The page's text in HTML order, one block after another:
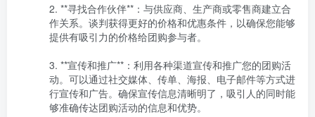
2. **寻找合作伙伴**：与供应商、生产商或零售商建立合
作关系。谈判获得更好的价格和优惠条件，以确保您能够
提供有吸引力的价格给团购参与者。
3. **宣传和推广**：利用各种渠道宣传和推广您的团购活
动。可以通过社交媒体、传单、海报、电子邮件等方式进
行宣传和广告。确保宣传信息清晰明了，吸引人的同时能
够准确传达团购活动的信息和优势。